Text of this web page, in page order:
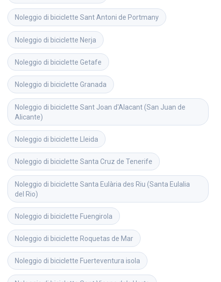
Noleggio di biciclette Sant Antoni de Portmany
Noleggio di biciclette Nerja
Noleggio di biciclette Getafe
Noleggio di biciclette Granada
Noleggio di biciclette Sant Joan d'Alacant (San Juan de
Alicante)
Noleggio di biciclette Lleida
Noleggio di biciclette Santa Cruz de Tenerife
Noleggio di biciclette Santa Eulària des Riu (Santa Eulalia
del Rio)
Noleggio di biciclette Fuengirola
Noleggio di biciclette Roquetas de Mar
Noleggio di biciclette Fuerteventura isola